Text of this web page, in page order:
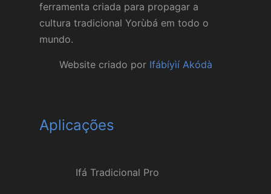
ferramenta criada para propagar a
cultura tradicional Yorùbá em todo o
mundo.
Website criado por Ifábíyìí Akódà
Aplicações
Ifá Tradicional Pro